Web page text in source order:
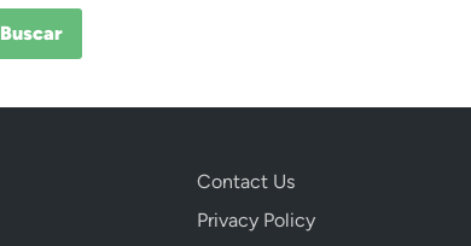
Contact Us
Privacy Policy